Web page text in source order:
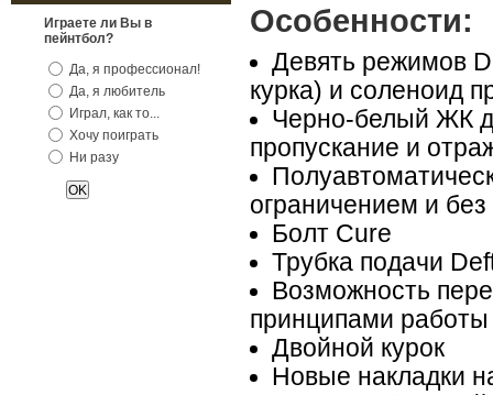
Играете ли Вы в
пейнтбол?
Да, я профессионал!
Да, я любитель
Играл, как то...
Хочу поиграть
Ни разу
Особенности:
Девять режимов
курка) и соленоид
Черно-белый ЖК
пропускание и
ограничением и без
Болт Cure
Трубка подачи
Возможность
принципами работы
Двойной курок
Новые накладки